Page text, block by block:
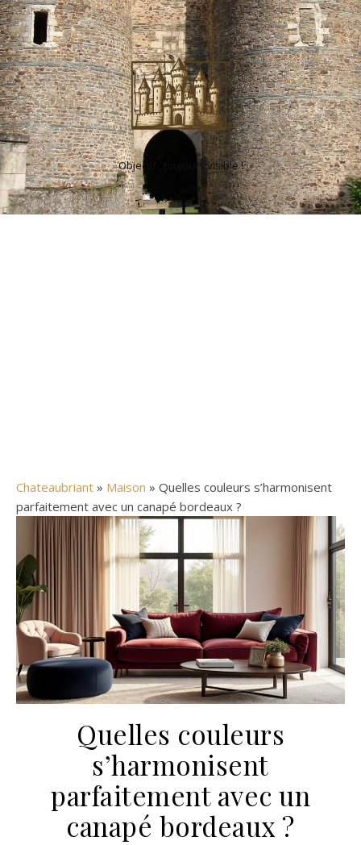
Objectif : toujours visible !
Chateaubriant » Maison » Quelles couleurs s’harmonisent
parfaitement avec un canapé bordeaux ?
Quelles couleurs
s’harmonisent
parfaitement avec un
canapé bordeaux ?